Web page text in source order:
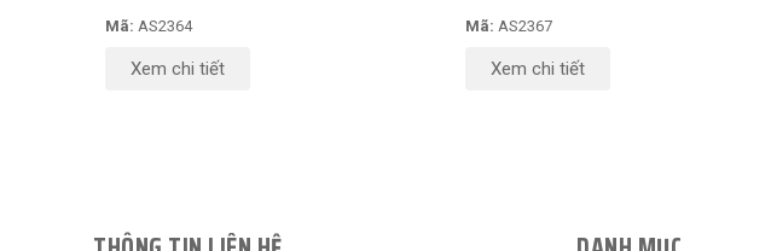
Mã: AS2364
Xem chi tiết
Mã: AS2367
Xem chi tiết